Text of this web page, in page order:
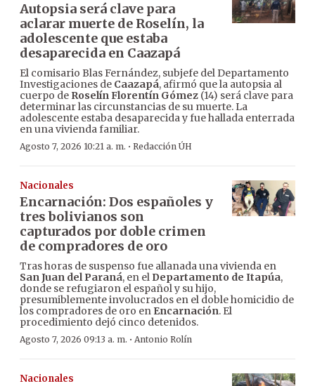
Autopsia será clave para
aclarar muerte de Roselín, la
adolescente que estaba
desaparecida en Caazapá
El comisario Blas Fernández, subjefe del Departamento
Investigaciones de Caazapá, afirmó que la autopsia al
cuerpo de Roselín Florentín Gómez (14) será clave para
determinar las circunstancias de su muerte. La
adolescente estaba desaparecida y fue hallada enterrada
en una vivienda familiar.
Agosto 7, 2026 10:21 a. m. · Redacción ÚH
Nacionales
Encarnación: Dos españoles y
tres bolivianos son
capturados por doble crimen
de compradores de oro
Tras horas de suspenso fue allanada una vivienda en
San Juan del Paraná, en el Departamento de Itapúa,
donde se refugiaron el español y su hijo,
presumiblemente involucrados en el doble homicidio de
los compradores de oro en Encarnación. El
procedimiento dejó cinco detenidos.
Agosto 7, 2026 09:13 a. m. · Antonio Rolín
Nacionales